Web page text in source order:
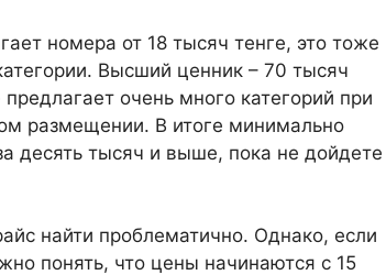
номера от 18 ты­сяч тенге, это тоже
Высший ценник – 70 тысяч
очень много категорий при
размещении. В итоге ми­нимально
десять тысяч и выше, пока не дойдете
найти проблематично. Однако, если
понять, что цены начинаются с 15